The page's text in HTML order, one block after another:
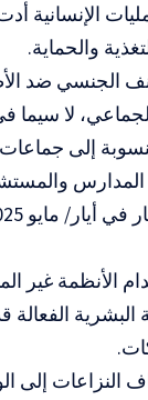
والحماية.
الجنسي ضد
لا سيما
إلى
الأنظمة غير
البشرية
إلى